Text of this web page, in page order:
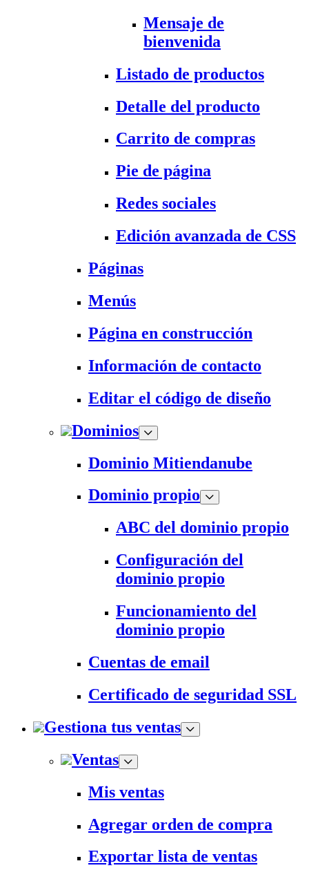
Mensaje de
bienvenida
Listado de productos
Detalle del producto
Carrito de compras
Pie de página
Redes sociales
Edición avanzada de CSS
Páginas
Menús
Página en construcción
Información de contacto
Editar el código de diseño
Dominios
Dominio Mitiendanube
Dominio propio
ABC del dominio propio
Configuración del
dominio propio
Funcionamiento del
dominio propio
Cuentas de email
Certificado de seguridad SSL
Gestiona tus ventas
Ventas
Mis ventas
Agregar orden de compra
Exportar lista de ventas